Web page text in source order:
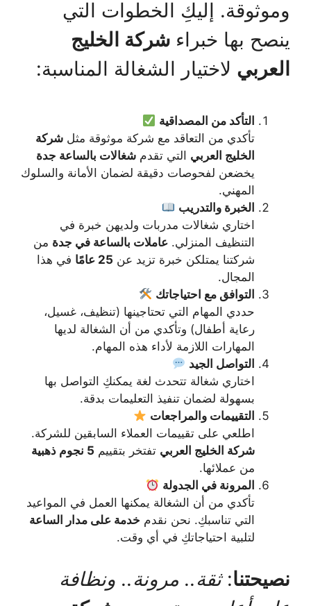
وموثوقة. إليكِ الخطوات التي
ينصح بها خبراء شركة الخليج
العربي لاختيار الشغالة المناسبة:
التأكد من المصداقية
تأكدي من التعاقد مع شركة موثوقة مثل شركة
الخليج العربي التي تقدم شغالات بالساعة جدة
يخضعن لفحوصات دقيقة لضمان الأمانة والسلوك
المهني.
الخبرة والتدريب
اختاري شغالات مدربات ولديهن خبرة في
التنظيف المنزلي. عاملات بالساعة في جدة من
شركتنا يمتلكن خبرة تزيد عن 25 عامًا
في هذا
المجال.
التوافق مع احتياجاتك
حددي المهام التي تحتاجينها (تنظيف، غسيل،
رعاية أطفال) وتأكدي من أن الشغالة لديها
المهارات اللازمة لأداء هذه المهام.
التواصل الجيد
اختاري شغالة تتحدث لغة يمكنكِ التواصل بها
بسهولة لضمان تنفيذ التعليمات بدقة.
التقييمات والمراجعات
اطلعي على تقييمات العملاء السابقين للشركة.
شركة الخليج العربي تفتخر بتقييم 5 نجوم ذهبية
من عملائها.
المرونة في الجدولة
تأكدي من أن الشغالة يمكنها العمل في المواعيد
التي تناسبكِ. نحن نقدم خدمة على مدار الساعة
لتلبية احتياجاتكِ في أي وقت.
نصيحتنا:ثقة.. مرونة.. ونظافة